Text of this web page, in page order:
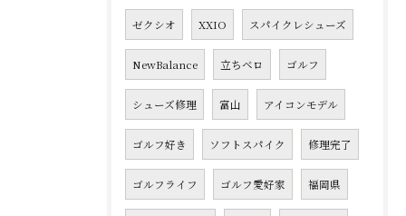
ゼクシオ XXIO スパイクレシューズ
NewBalance 立ちベロ ゴルフ
シューズ修理 富山 アイコンモデル
ゴルフ好き ソフトスパイク 修理完了
ゴルフライフ ゴルフ愛好家 福岡県